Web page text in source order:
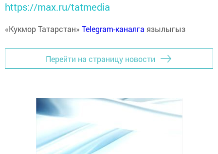
https://max.ru/tatmedia
«Кукмор Татарстан» Telegram-каналга язылыгыз
Перейти на страницу новости